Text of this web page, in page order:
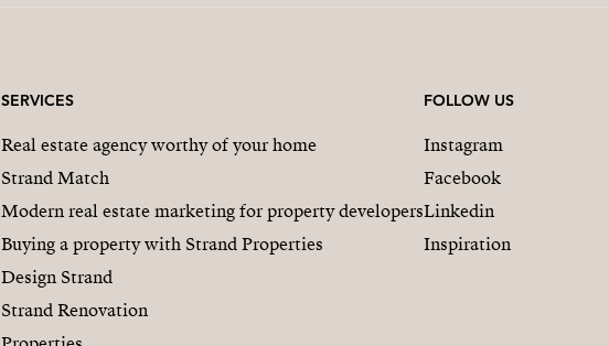
SERVICES
Real estate agency worthy of your home
Strand Match
Modern real estate marketing for property developers
Buying a property with Strand Properties
Design Strand
Strand Renovation
FOLLOW US
Instagram
Facebook
Linkedin
Inspiration